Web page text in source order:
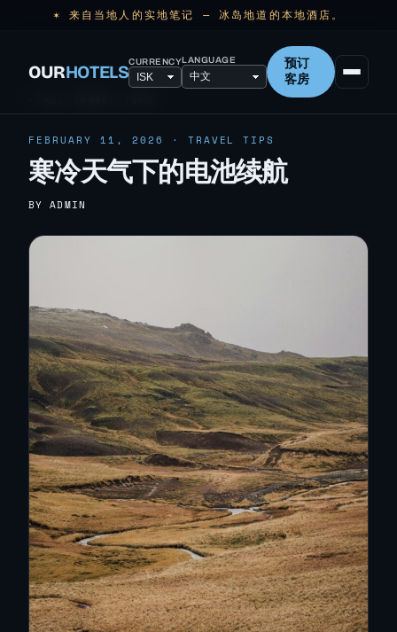
✶ 来自当地人的实地笔记 — 冰岛地道的本地酒店。
OURHOTELSCURRENCYLANGUAGE
预订
客房
FEBRUARY 11, 2026 · TRAVEL TIPS
寒冷天气下的电池续航
BY ADMIN